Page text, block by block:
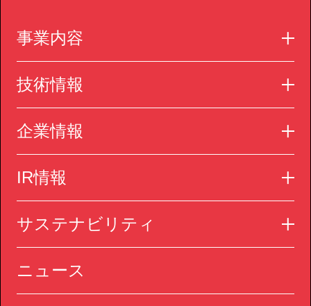
事業内容
技術情報
企業情報
IR情報
サステナビリティ
ニュース